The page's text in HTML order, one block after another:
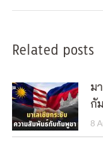
Related posts
ม
กั
8